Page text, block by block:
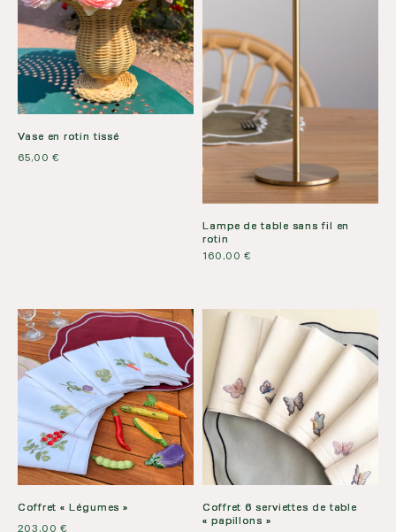
Vase en rotin tissé
65,00€
Lampe de table sans fil en
rotin
160,00€
Coffret « Légumes »
Coffret 6 serviettes de table
« papillons »